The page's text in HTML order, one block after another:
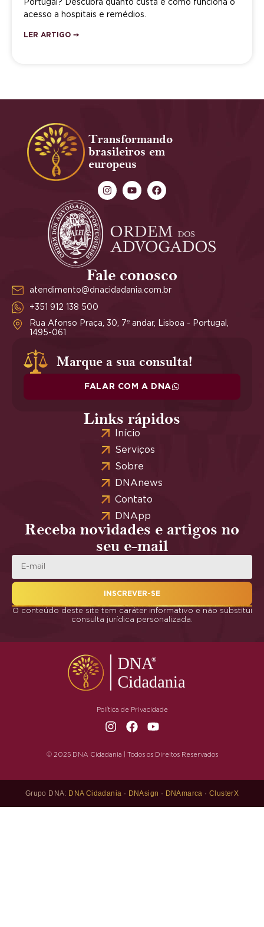
Portugal? Descubra quanto custa e como funciona o
acesso a hospitais e remédios.
LER ARTIGO ➙
Transformando
brasileiros em
europeus
Fale conosco
atendimento@dnacidadania.com.br
+351 912 138 500
Rua Afonso Praça, 30, 7º andar, Lisboa - Portugal,
1495-061
Marque a sua consulta!
FALAR COM A DNA
Links rápidos
Início
Serviços
Sobre
DNAnews
Contato
DNApp
Receba novidades e artigos no
seu e-mail
INSCREVER-SE
O conteúdo deste site tem caráter informativo e não substitui
consulta jurídica personalizada.
© 2025 DNA Cidadania | Todos os Direitos Reservados
Política de Privacidade
Grupo DNA: DNA Cidadania · DNAsign · DNAmarca ·ClusterX